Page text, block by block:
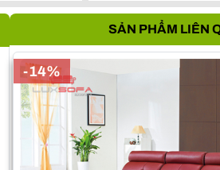
SẢN PHẨM LIÊN
-14%